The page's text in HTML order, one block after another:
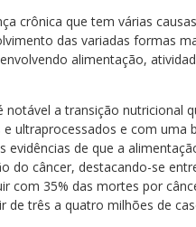
crônica que tem várias
das variadas formas
alimentação,
a transição nutricional
ultraprocessados e com uma
evidências de que a
do câncer, destacando-se
com 35% das mortes por
de três a quatro milhões de